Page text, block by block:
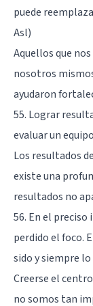
puede
Asl)
Aquellos que
nosotros
ayudaron
55. Lograr
evaluar un
Los resultados
existe una
resultados no
56. En el
perdido el foco.
sido y siempre
Creerse el
no somos tan